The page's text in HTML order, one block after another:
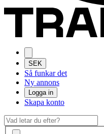
SEK
Så funkar det
Ny annons
Logga in
Skapa konto